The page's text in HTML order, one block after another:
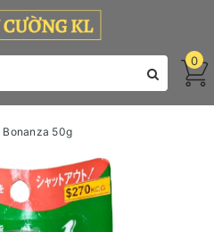
0
Bonanza 50g